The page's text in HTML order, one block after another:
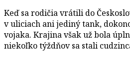
Keď sa rodičia vrátili do
v uliciach ani jediný tank,
vojaka. Krajina však už bola
niekoľko týždňov sa stali